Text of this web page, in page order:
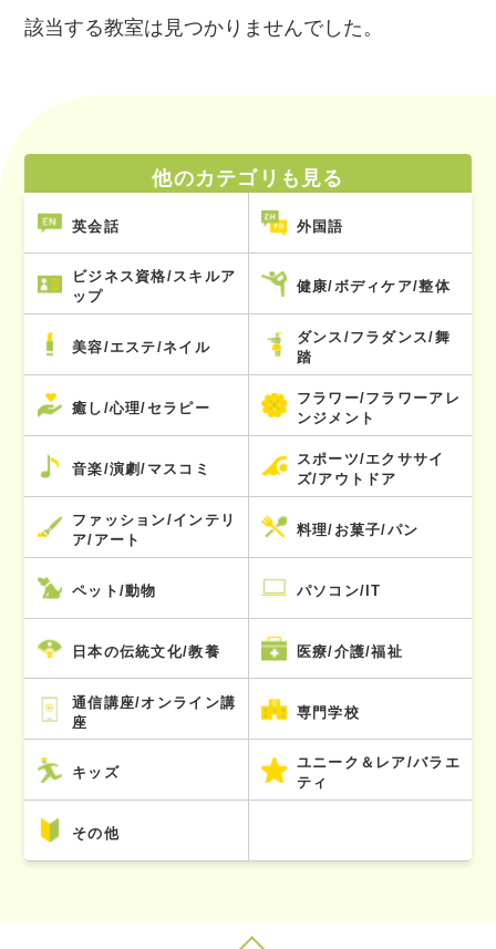
該当する教室は見つかりませんでした。
他のカテゴリも見る
英会話 外国語
ビジネス資格/スキルア
ップ
健康/ボディケア/整体
美容/エステ/ネイル
ダンス/フラダンス/舞
踏
癒し/心理/セラピー
フラワー/フラワーアレ
ンジメント
音楽/演劇/マスコミ
スポーツ/エクササイ
ズ/アウトドア
ファッション/インテリ
ア/アート
料理/お菓子/パン
ペット/動物 パソコン/IT
日本の伝統文化/教養 医療/介護/福祉
通信講座/オンライン講
座
専門学校
キッズ
ユニーク＆レア/バラエ
ティ
その他